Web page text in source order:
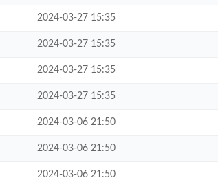
2024-03-27 15:35
2024-03-27 15:35
2024-03-27 15:35
2024-03-27 15:35
2024-03-06 21:50
2024-03-06 21:50
2024-03-06 21:50